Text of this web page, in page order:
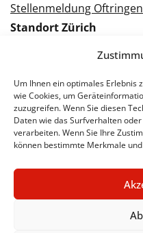
Um Ihnen ein optimales Erlebnis
wie Cookies, um
zuzugreifen. Wenn Sie diesen
Daten wie das Surfverhalten
verarbeiten. Wenn Sie Ihre
können bestimmte Merkmale
Stellenmeldung Oftringen
Standort Zürich
Tel.: 043 288 38 88
Kontakt Zürich
Bewerbung Zürich